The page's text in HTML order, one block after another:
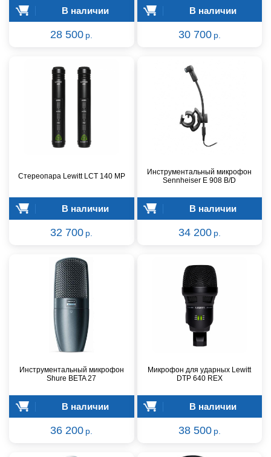
В наличии
28 500 р.
В наличии
30 700 р.
Стереопара Lewitt LCT 140 MP
В наличии
32 700 р.
Инструментальный микрофон
Sennheiser E 908 B/D
В наличии
34 200 р.
Инструментальный микрофон
Shure BETA 27
В наличии
36 200 р.
Микрофон для ударных Lewitt
DTP 640 REX
В наличии
38 500 р.